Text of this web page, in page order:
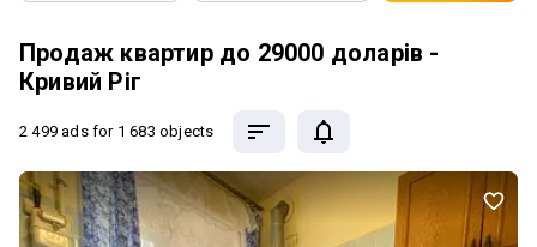
Продаж квартир до 29000 доларів -
Кривий Ріг
2 499 ads for 1 683 objects